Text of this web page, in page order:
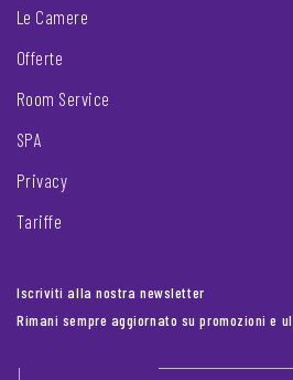
Le Camere
Offerte
Room Service
SPA
Privacy
Tariffe
Iscriviti alla nostra newsletter
Rimani sempre aggiornato su promozioni e
Footer newsletter